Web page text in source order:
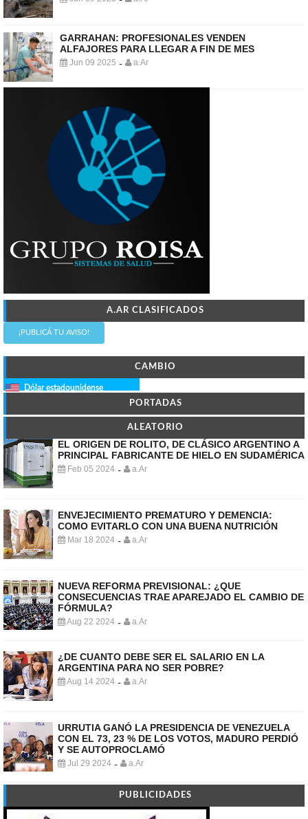
GARRAHAN: PROFESIONALES VENDEN
ALFAJORES PARA LLEGAR A FIN DE MES
Jun 09 2025 - a.Ar
A.AR CLASIFICADOS
¡PUBLICÁ TU AVISO!
CAMBIO
Dólar estadounidense
PORTADAS
ALEATORIO
EL ORIGEN DE ROLITO, DE CLÁSICO ARGENTINO A
PRINCIPAL FABRICANTE DE HIELO EN SUDAMÉRICA
Feb 05 2024 - a.Ar
ENVEJECIMIENTO PREMATURO Y DEMENCIA:
COMO EVITARLO CON UNA BUENA NUTRICIÓN
Mar 18 2024 - a.Ar
NUEVA REFORMA PREVISIONAL: ¿QUE
CONSECUENCIAS TRAE APAREJADO EL CAMBIO DE
FÓRMULA?
Aug 22 2024 - a.Ar
¿DE CUANTO DEBE SER EL SALARIO EN LA
ARGENTINA PARA NO SER POBRE?
Aug 14 2024 - a.Ar
URRUTIA GANÓ LA PRESIDENCIA DE VENEZUELA
CON EL 73, 23 % DE LOS VOTOS, MADURO PERDIÓ
Y SE AUTOPROCLAMÓ
Jul 29 2024 - a.Ar
PUBLICIDADES